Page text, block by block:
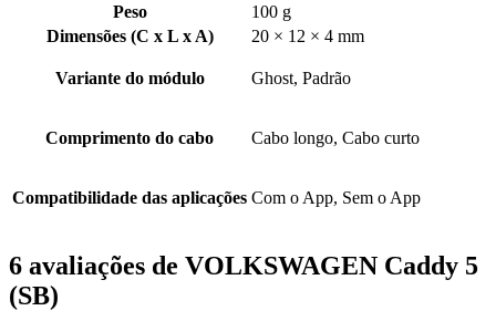
Peso
100 g
Dimensões (C x L x A)
20 × 12 × 4 mm
Variante do módulo Ghost, Padrão
Comprimento do cabo Cabo longo, Cabo curto
Compatibilidade das aplicações Com o App, Sem o App
6 avaliações de VOLKSWAGEN Caddy 5
(SB)